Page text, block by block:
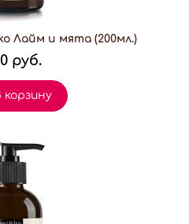
Лайм и мята (200мл.)
руб.
корзину